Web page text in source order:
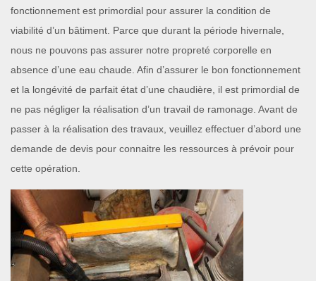
fonctionnement est primordial pour assurer la condition de
viabilité d’un bâtiment. Parce que durant la période hivernale,
nous ne pouvons pas assurer notre propreté corporelle en
absence d’une eau chaude. Afin d’assurer le bon fonctionnement
et la longévité de parfait état d’une chaudière, il est primordial de
ne pas négliger la réalisation d’un travail de ramonage. Avant de
passer à la réalisation des travaux, veuillez effectuer d’abord une
demande de devis pour connaitre les ressources à prévoir pour
cette opération.